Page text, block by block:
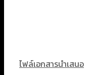
ไฟล์เอกสารนำเสนอ